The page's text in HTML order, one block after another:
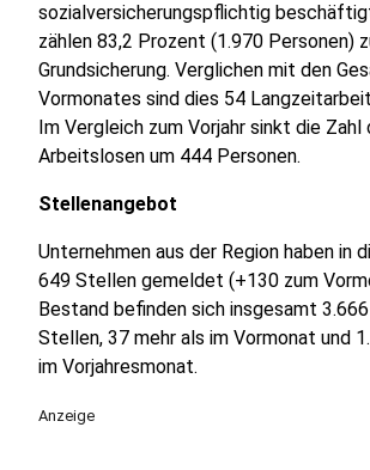
sozialversicherungspflichtig
zählen 83,2 Prozent (1.970 Personen)
Grundsicherung. Verglichen mit den
Vormonates sind dies 54
Im Vergleich zum Vorjahr sinkt die Zahl
Arbeitslosen um 444 Personen.
Stellenangebot
Unternehmen aus der Region haben in
649 Stellen gemeldet (+130 zum
Bestand befinden sich insgesamt
Stellen, 37 mehr als im Vormonat und
im Vorjahresmonat.
Anzeige